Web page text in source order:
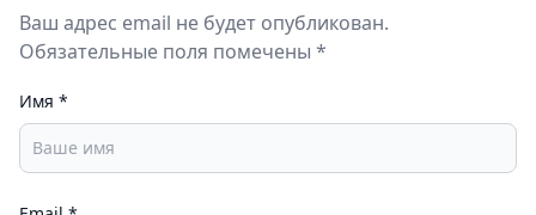
Ваш адрес email не будет опубликован.
Обязательные поля помечены *
Имя *